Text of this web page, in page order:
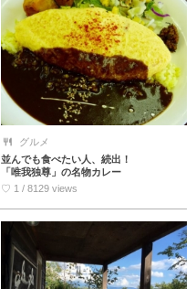
グルメ
並んでも食べたい人、続出！
「唯我独尊」の名物カレー
♡ 1 / 8129 views